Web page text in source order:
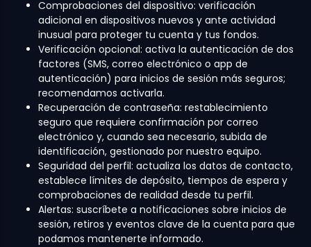
Comprobaciones del dispositivo: verificación
adicional en dispositivos nuevos y ante actividad
inusual para proteger tu cuenta y tus fondos.
Verificación opcional: activa la autenticación de dos
factores (SMS, correo electrónico o app de
autenticación) para inicios de sesión más seguros;
recomendamos activarla.
Recuperación de contraseña: restablecimiento
seguro que requiere confirmación por correo
electrónico y, cuando sea necesario, subida de
identificación, gestionado por nuestro equipo.
Seguridad del perfil: actualiza los datos de contacto,
establece límites de depósito, tiempos de espera y
comprobaciones de realidad desde tu perfil.
Alertas: suscríbete a notificaciones sobre inicios de
sesión, retiros y eventos clave de la cuenta para que
podamos mantenerte informado.